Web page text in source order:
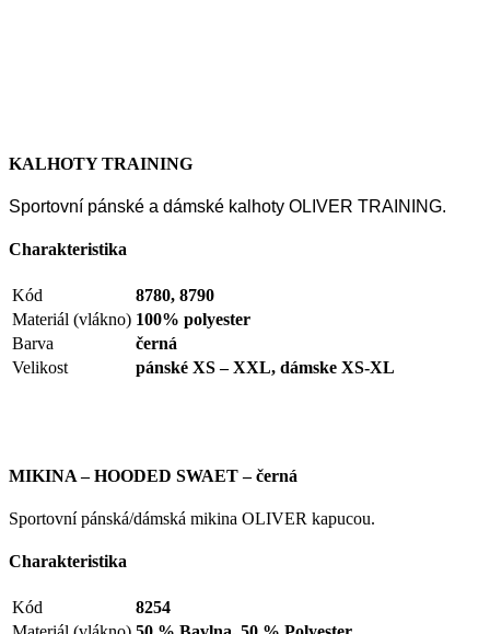
KALHOTY TRAINING
Sportovní pánské a dámské kalhoty OLIVER TRAINING.
Charakteristika
Kód
8780, 8790
Materiál (vlákno) 100% polyester
Barva
černá
Velikost
pánské XS – XXL, dámske XS-XL
MIKINA – HOODED SWAET – černá
Sportovní pánská/dámská mikina OLIVER kapucou.
Charakteristika
Kód
8254